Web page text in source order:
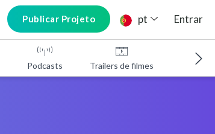
Publicar Projeto pt Entrar
Podcasts Trailers de filmes